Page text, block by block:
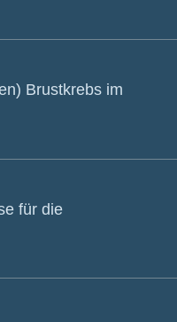
Brustkrebs im
für die